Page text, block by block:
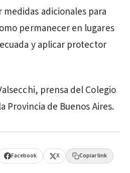
adicionales para
permanecer en lugares
y aplicar protector
prensa del Colegio
Provincia de Buenos Aires.
Facebook X Copiar link